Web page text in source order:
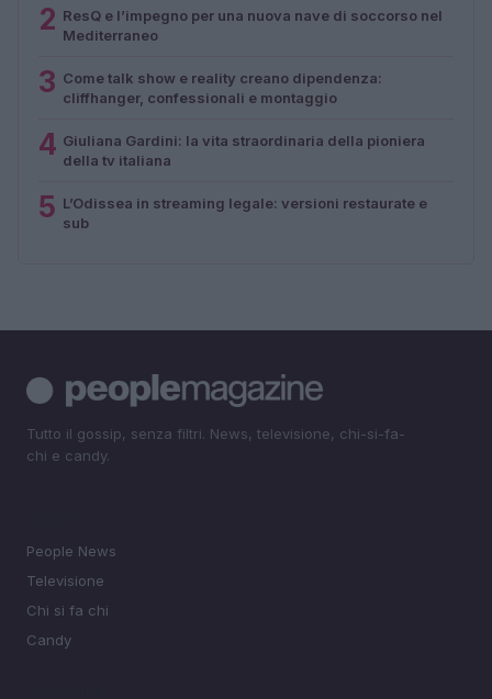
2 ResQ e l’impegno per una nuova nave di soccorso nel
Mediterraneo
3 Come talk show e reality creano dipendenza:
cliffhanger, confessionali e montaggio
4 Giuliana Gardini: la vita straordinaria della pioniera
della tv italiana
5 L’Odissea in streaming legale: versioni restaurate e
sub
Tutto il gossip, senza filtri. News, televisione, chi-si-fa-
chi e candy.
People News
Televisione
Chi si fa chi
Candy